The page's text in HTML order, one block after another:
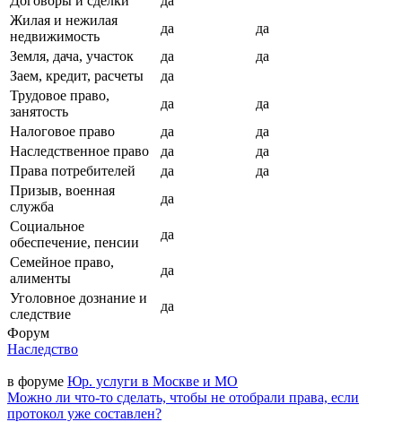
Жилая и нежилая
недвижимость
да
да
Земля, дача, участок
да
да
Заем, кредит, расчеты
да
Трудовое право,
занятость
да
да
Налоговое право
да
да
Наследственное право
да
да
Права потребителей
да
да
Призыв, военная
служба
да
Социальное
обеспечение, пенсии
да
Семейное право,
алименты
да
Уголовное дознание и
следствие
да
Форум
Наследство
в форуме Юр. услуги в Москве и МО
Можно ли что-то сделать, чтобы не отобрали права, если
протокол уже составлен?